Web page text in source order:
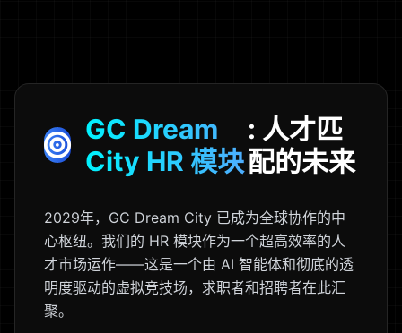
GC Dream
City HR 模块
: 人才匹
配的未来
2029年，GC Dream City 已成为全球协作的中
心枢纽。我们的 HR 模块作为一个超高效率的人
才市场运作——这是一个由 AI 智能体和彻底的透
明度驱动的虚拟竞技场，求职者和招聘者在此汇
聚。